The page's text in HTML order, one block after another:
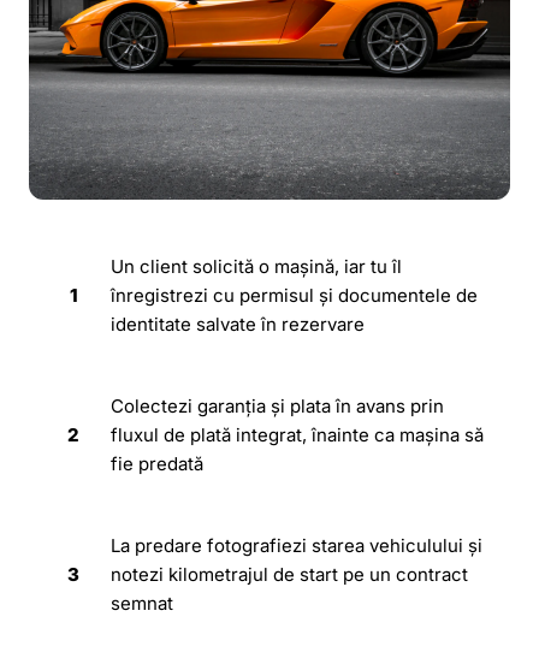
1
Un client solicită o mașină, iar tu îl
înregistrezi cu permisul și documentele de
identitate salvate în rezervare
2
Colectezi garanția și plata în avans prin
fluxul de plată integrat, înainte ca mașina să
fie predată
3
La predare fotografiezi starea vehiculului și
notezi kilometrajul de start pe un contract
semnat